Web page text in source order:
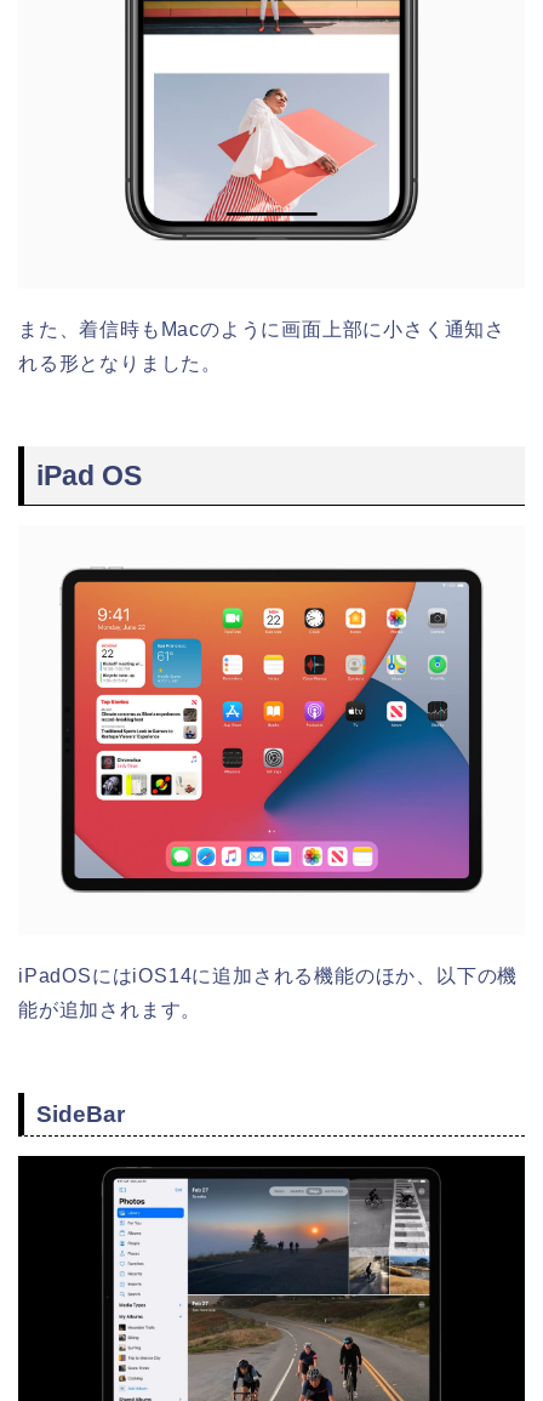
また、着信時もMacのように画面上部に小さく通知さ
れる形となりました。
iPad OS
iPadOSにはiOS14に追加される機能のほか、以下の機
能が追加されます。
SideBar